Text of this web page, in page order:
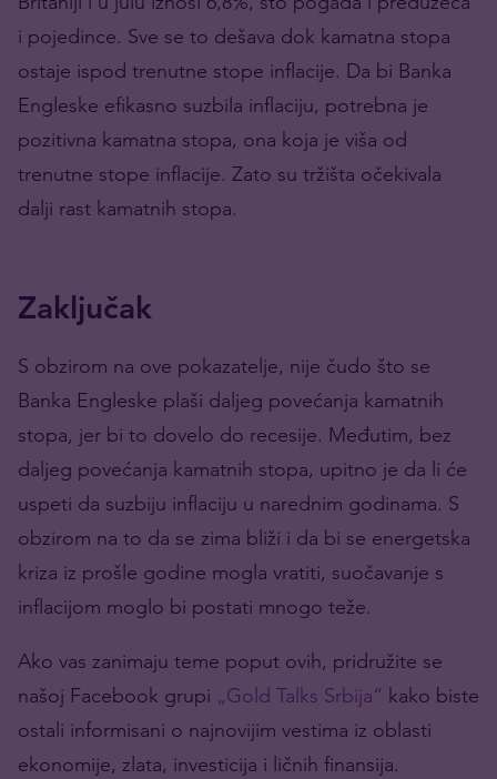
i pojedince. Sve se to dešava dok kamatna stopa
ostaje ispod trenutne stope inflacije. Da bi Banka
Engleske efikasno suzbila inflaciju, potrebna je
pozitivna kamatna stopa, ona koja je viša od
trenutne stope inflacije. Zato su tržišta očekivala
dalji rast kamatnih stopa.
Zaključak
S obzirom na ove pokazatelje, nije čudo što se
Banka Engleske plaši daljeg povećanja kamatnih
stopa, jer bi to dovelo do recesije. Međutim, bez
daljeg povećanja kamatnih stopa, upitno je da li će
uspeti da suzbiju inflaciju u narednim godinama. S
obzirom na to da se zima bliži i da bi se energetska
kriza iz prošle godine mogla vratiti, suočavanje s
inflacijom moglo bi postati mnogo teže.
Ako vas zanimaju teme poput ovih, pridružite se
našoj Facebook grupi „Gold Talks Srbija“ kako biste
ostali informisani o najnovijim vestima iz oblasti
ekonomije, zlata, investicija i ličnih finansija.